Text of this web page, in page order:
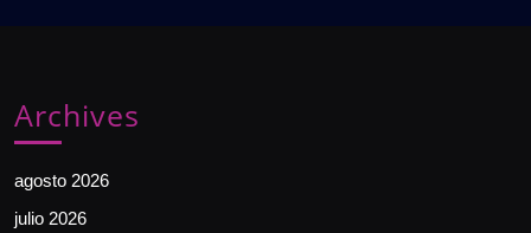
Archives
agosto 2026
julio 2026